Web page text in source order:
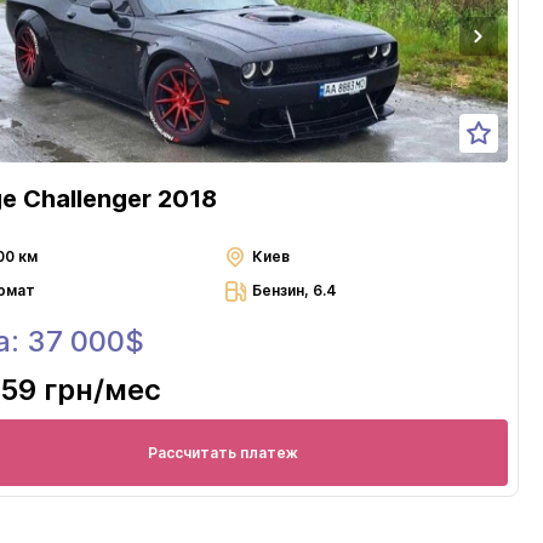
Challenger 2018
км
Киев
Бензин, 6.4
37 000$
грн/мес
Рассчитать платеж